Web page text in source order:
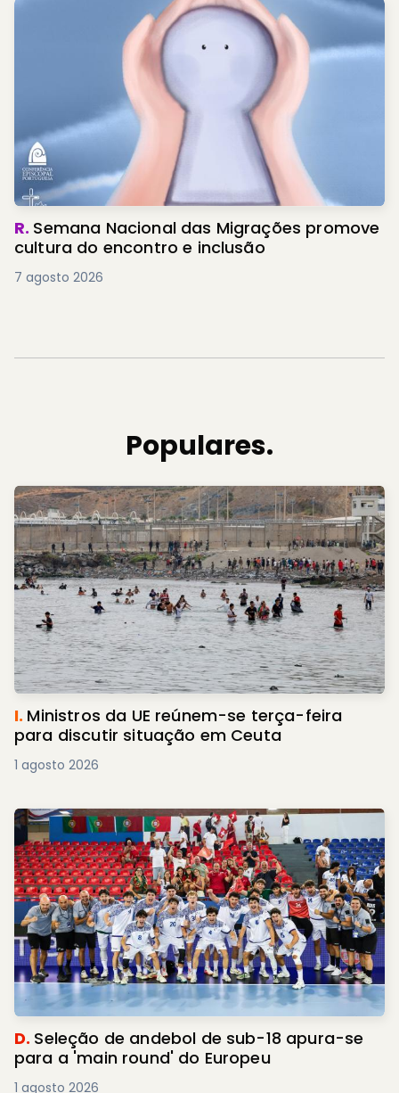
R. Semana Nacional das Migrações promove
cultura do encontro e inclusão
7 agosto 2026
Populares.
I. Ministros da UE reúnem-se terça-feira
para discutir situação em Ceuta
1 agosto 2026
D. Seleção de andebol de sub-18 apura-se
para a 'main round' do Europeu
1 agosto 2026